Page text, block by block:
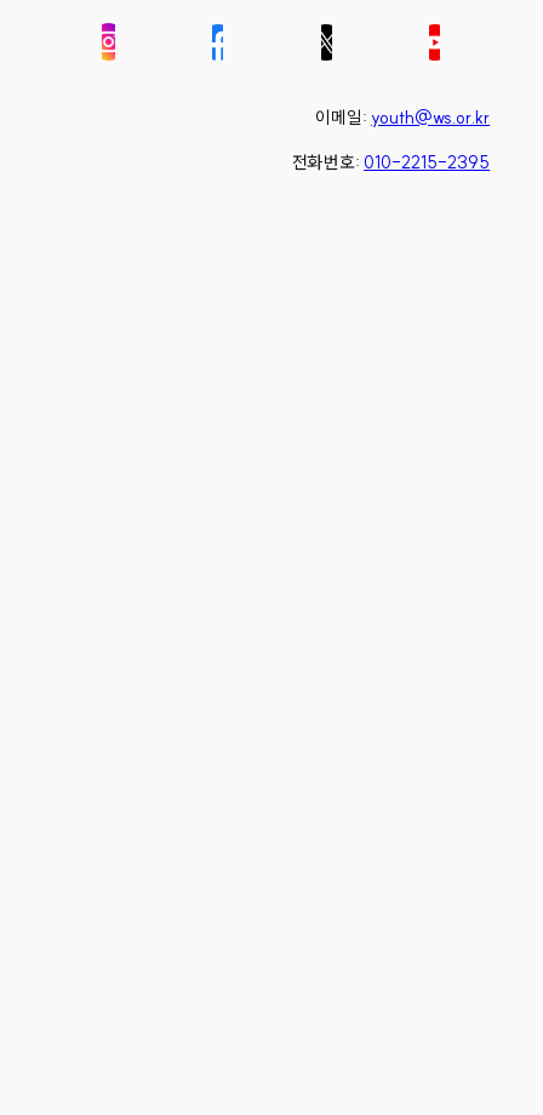
이메일: youth@ws.or.kr
전화번호: 010-2215-2395